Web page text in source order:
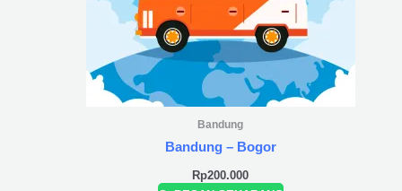
Bandung
Bandung – Bogor
Rp200.000